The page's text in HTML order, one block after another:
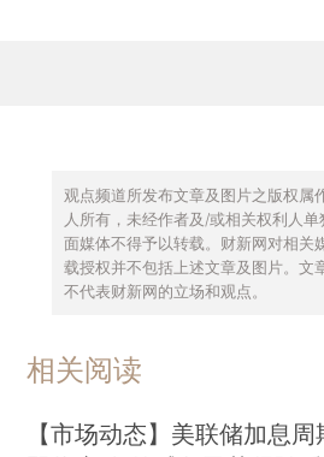
观点频道所发布文章及图片之版权属
人所有，未经作者及/或相关权利人
面媒体不得予以转载。财新网对相关
载授权并不包括上述文章及图片。文
不代表财新网的立场和观点。
相关阅读
【市场动态】美联储加息周